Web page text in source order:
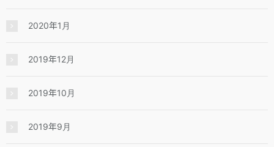
2020年1月
2019年12月
2019年10月
2019年9月